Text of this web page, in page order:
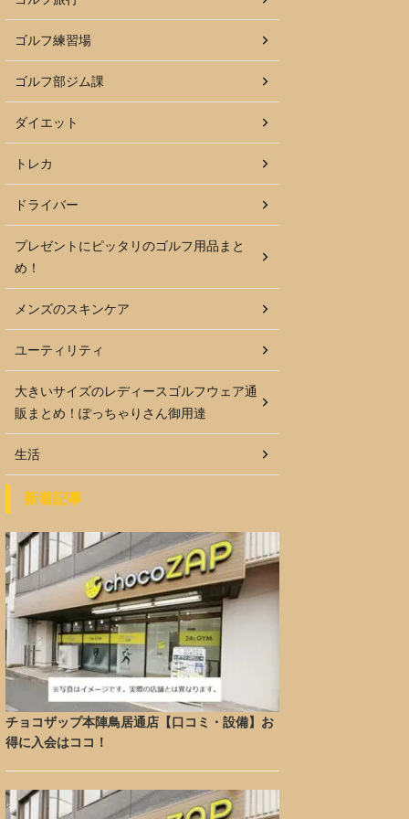
ゴルフ練習場
ゴルフ部ジム課
ダイエット
トレカ
ドライバー
プレゼントにピッタリのゴルフ用品まと
め！
メンズのスキンケア
ユーティリティ
大きいサイズのレディースゴルフウェア通
販まとめ！ぽっちゃりさん御用達
生活
新着記事
チョコザップ本陣鳥居通店【口コミ・設備】お
得に入会はココ！